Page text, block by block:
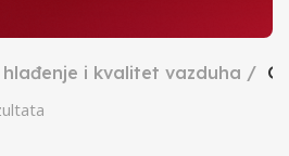
hlađenje i kvalitet vazduha